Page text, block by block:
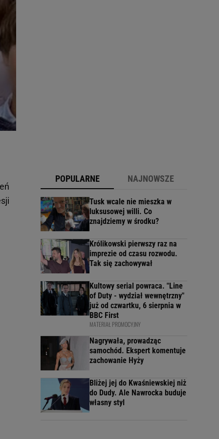
POPULARNE NAJNOWSZE
Tusk wcale nie mieszka w
luksusowej willi. Co
znajdziemy w środku?
Królikowski pierwszy raz na
imprezie od czasu rozwodu.
Tak się zachowywał
Kultowy serial powraca. "Line
of Duty - wydział wewnętrzny"
już od czwartku, 6 sierpnia w
BBC First
MATERIAŁ PROMOCYJNY
Nagrywała, prowadząc
samochód. Ekspert komentuje
zachowanie Hyży
Bliżej jej do Kwaśniewskiej niż
do Dudy. Ale Nawrocka buduje
własny styl